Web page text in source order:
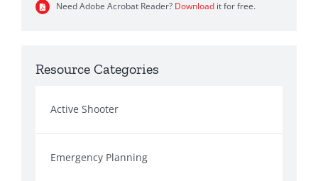
Need Adobe Acrobat Reader? Downloadit for free.
Resource Categories
Active Shooter
Emergency Planning